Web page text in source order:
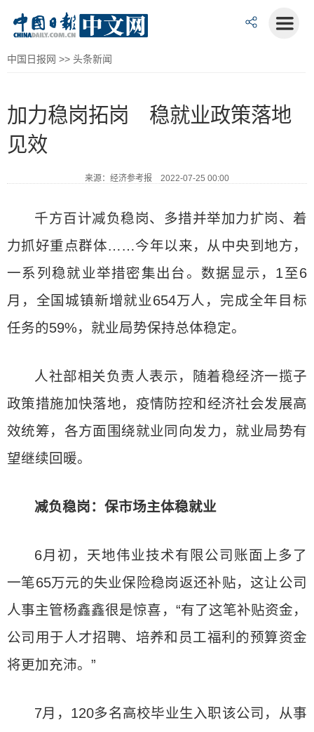
中国日报网 >> 头条新闻
加力稳岗拓岗 稳就业政策落地
见效
来源：经济参考报 2022-07-25 00:00
千方百计减负稳岗、多措并举加力扩岗、着
力抓好重点群体……今年以来，从中央到地方，
一系列稳就业举措密集出台。数据显示，1至6
月，全国城镇新增就业654万人，完成全年目标
任务的59%，就业局势保持总体稳定。
人社部相关负责人表示，随着稳经济一揽子
政策措施加快落地，疫情防控和经济社会发展高
效统筹，各方面围绕就业同向发力，就业局势有
望继续回暖。
减负稳岗：保市场主体稳就业
6月初，天地伟业技术有限公司账面上多了
一笔65万元的失业保险稳岗返还补贴，这让公司
人事主管杨鑫鑫很是惊喜，“有了这笔补贴资金，
公司用于人才招聘、培养和员工福利的预算资金
将更加充沛。”
7月，120多名高校毕业生入职该公司，从事